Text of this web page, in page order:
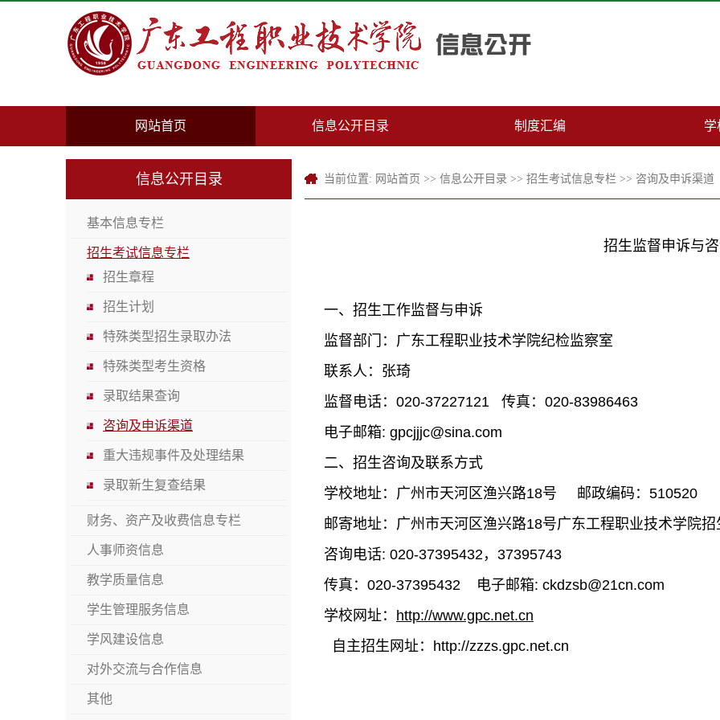
网站首页 信息公开目录 制度汇编 学
信息公开目录
基本信息专栏
招生考试信息专栏
招生章程
招生计划
特殊类型招生录取办法
特殊类型考生资格
录取结果查询
咨询及申诉渠道
重大违规事件及处理结果
录取新生复查结果
财务、资产及收费信息专栏
人事师资信息
教学质量信息
学生管理服务信息
学风建设信息
对外交流与合作信息
其他
当前位置: 网站首页 >> 信息公开目录 >> 招生考试信息专栏 >> 咨询及申诉渠道
招生监督申诉与
一、招生工作监督与申诉
监督部门：广东工程职业技术学院纪检监察室
联系人：张琦
监督电话：020-37227121 传真：020-83986463
电子邮箱: gpcjjjc@sina.com
二、招生咨询及联系方式
学校地址：广州市天河区渔兴路18号 邮政编码：510520
邮寄地址：广州市天河区渔兴路18号广东工程职业技术学院招
咨询电话: 020-37395432，37395743
传真：020-37395432 电子邮箱: ckdzsb@21cn.com
学校网址： http://www.gpc.net.cn
自主招生网址：http://zzzs.gpc.net.cn